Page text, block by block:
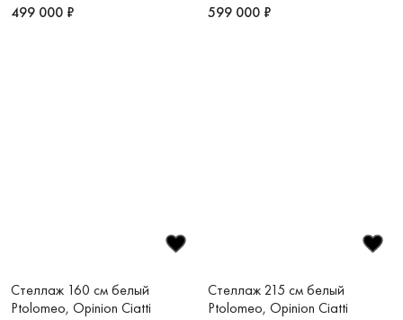
499 000 ₽
599 000 ₽
Стеллаж 160 см белый
Ptolomeo, Opinion Ciatti
Стеллаж 215 см белый
Ptolomeo, Opinion Ciatti